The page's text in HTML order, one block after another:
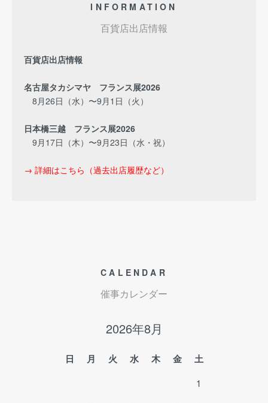
INFORMATION
百貨店出店情報
百貨店出店情報
名古屋タカシマヤ フランス展2026
8月26日（水）〜9月1日（火）
日本橋三越 フランス展2026
9月17日（木）〜9月23日（水・祝）
→ 詳細はこちら（過去出店履歴など）
CALENDAR
催事カレンダー
2026年8月
日 月 火 水 木 金 土
1